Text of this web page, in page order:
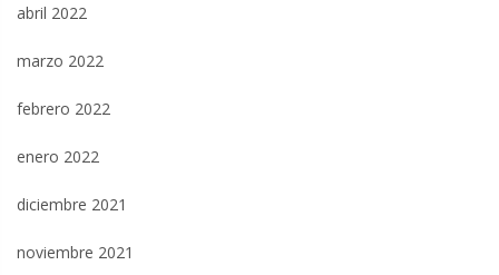
abril 2022
marzo 2022
febrero 2022
enero 2022
diciembre 2021
noviembre 2021